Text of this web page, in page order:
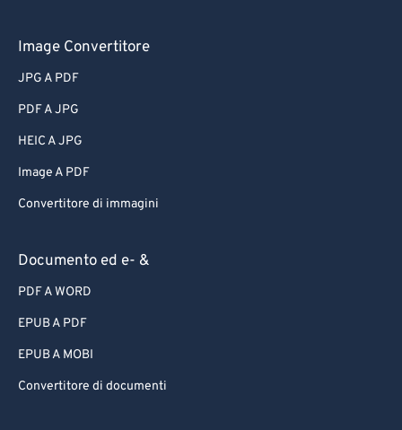
Image Convertitore
JPG A PDF
PDF A JPG
HEIC A JPG
Image A PDF
Convertitore di immagini
Documento ed e- &
PDF A WORD
EPUB A PDF
EPUB A MOBI
Convertitore di documenti